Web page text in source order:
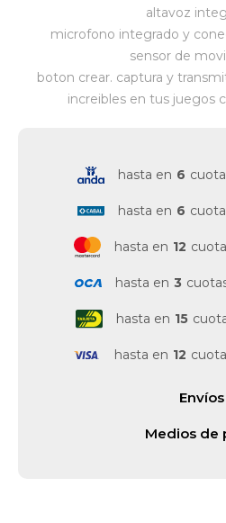
altavoz
microfono integrado y
sensor de
boton crear. captura y
increibles en tus juegos
hasta en 6
hasta en 6
hasta en 12
hasta en 3
hasta en 15
hasta en 12
Envíos
Medios de
Ferretería
Vestimenta y calzado